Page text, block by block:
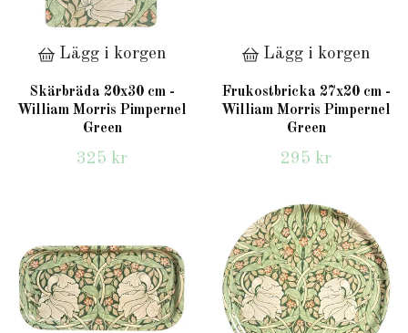
Lägg i korgen
Skärbräda 20x30 cm -
William Morris Pimpernel
Green
325 kr
Lägg i korgen
Frukostbricka 27x20 cm -
William Morris Pimpernel
Green
295 kr